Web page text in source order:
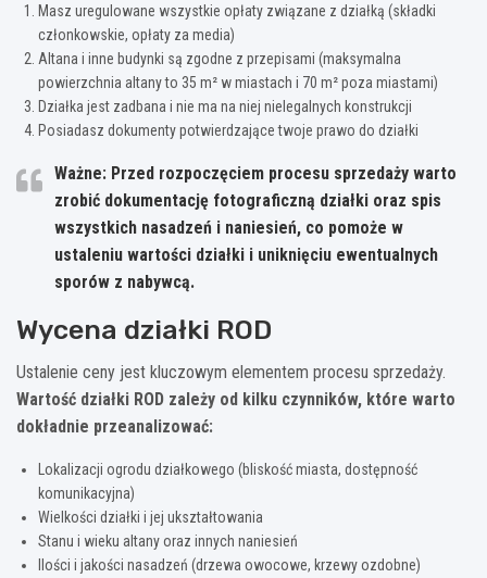
Masz uregulowane wszystkie opłaty związane z działką (składki
członkowskie, opłaty za media)
Altana i inne budynki są zgodne z przepisami (maksymalna
powierzchnia altany to 35 m² w miastach i 70 m² poza miastami)
Działka jest zadbana i nie ma na niej nielegalnych konstrukcji
Posiadasz dokumenty potwierdzające twoje prawo do działki
Ważne: Przed rozpoczęciem procesu sprzedaży warto
zrobić dokumentację fotograficzną działki oraz spis
wszystkich nasadzeń i naniesień, co pomoże w
ustaleniu wartości działki i uniknięciu ewentualnych
sporów z nabywcą.
Wycena działki ROD
Ustalenie ceny jest kluczowym elementem procesu sprzedaży.
Wartość działki ROD zależy od kilku czynników, które warto
dokładnie przeanalizować:
Lokalizacji ogrodu działkowego (bliskość miasta, dostępność
komunikacyjna)
Wielkości działki i jej ukształtowania
Stanu i wieku altany oraz innych naniesień
Ilości i jakości nasadzeń (drzewa owocowe, krzewy ozdobne)